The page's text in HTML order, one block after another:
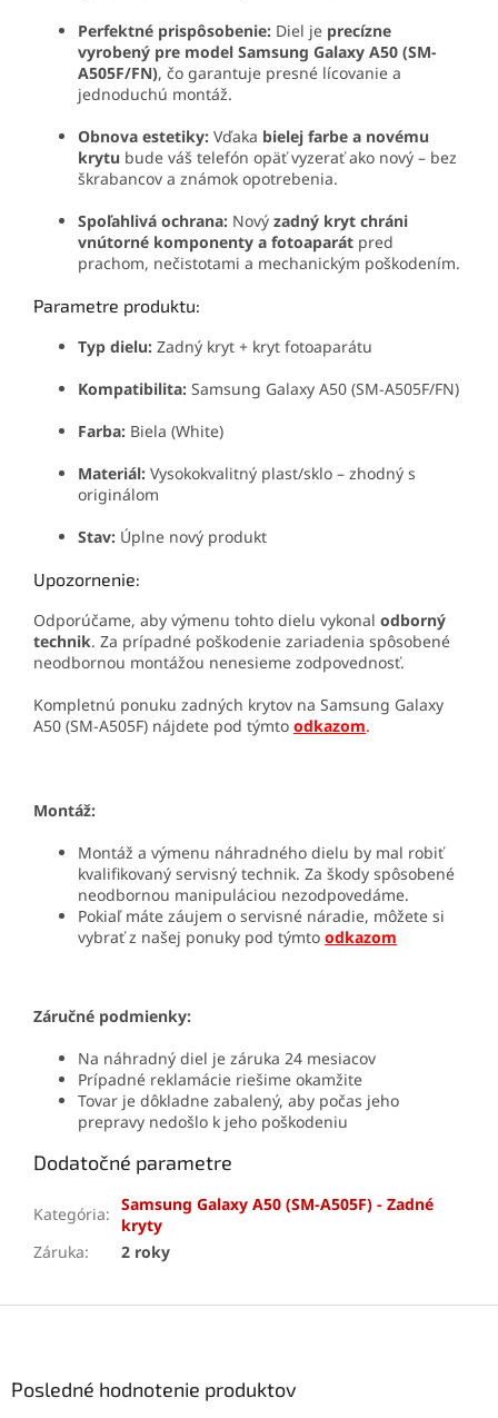
Perfektné prispôsobenie: Diel je precízne
vyrobený pre model Samsung Galaxy A50 (SM-
A505F/FN), čo garantuje presné lícovanie a
jednoduchú montáž.
Obnova estetiky: Vďaka bielej farbe a novému
krytu bude váš telefón opäť vyzerať ako nový – bez
škrabancov a známok opotrebenia.
Spoľahlivá ochrana: Nový zadný kryt chráni
vnútorné komponenty a fotoaparát pred
prachom, nečistotami a mechanickým poškodením.
Parametre produktu:
Typ dielu: Zadný kryt + kryt fotoaparátu
Kompatibilita: Samsung Galaxy A50 (SM-A505F/FN)
Farba: Biela (White)
Materiál: Vysokokvalitný plast/sklo – zhodný s
originálom
Stav: Úplne nový produkt
Upozornenie:
Odporúčame, aby výmenu tohto dielu vykonal odborný
technik. Za prípadné poškodenie zariadenia spôsobené
neodbornou montážou nenesieme zodpovednosť.
Kompletnú ponuku zadných krytov na Samsung Galaxy
A50 (SM-A505F) nájdete pod týmto odkazom.
Montáž:
Montáž a výmenu náhradného dielu by mal robiť
kvalifikovaný servisný technik. Za škody spôsobené
neodbornou manipuláciou nezodpovedáme.
Pokiaľ máte záujem o servisné náradie, môžete si
vybrať z našej ponuky pod týmto odkazom
Záručné podmienky:
Na náhradný diel je záruka 24 mesiacov
Prípadné reklamácie riešime okamžite
Tovar je dôkladne zabalený, aby počas jeho
prepravy nedošlo k jeho poškodeniu
Dodatočné parametre
Kategória: Samsung Galaxy A50 (SM-A505F) - Zadné
kryty
Záruka: 2 roky
Posledné hodnotenie produktov